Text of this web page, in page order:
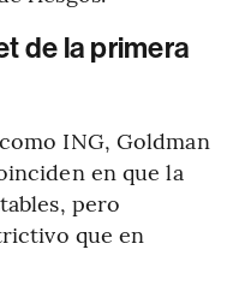
de la primera
ING, Goldman
en que la
pero
que en